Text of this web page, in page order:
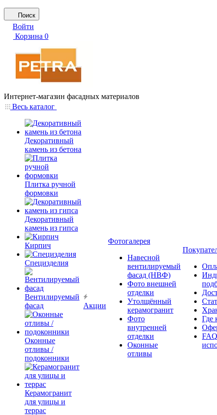
Поиск
Войти
Корзина 0
Интернет-магазин фасадных материалов
Весь каталог
Декоративный
камень из бетона
Плитка ручной
формовки
Декоративный
камень из гипса
Кирпич
Специзделия
Вентилируемый
фасад
Оконные
отливы /
подоконники
Керамогранит
для улицы и
террас
Акции
Фотогалерея
Навесной
вентилируемый
фасад (НВФ)
Фото внешней
отделки
Утолщённый
керамогранит
Фото
внутренней
отделки
Оконные
отливы
Где